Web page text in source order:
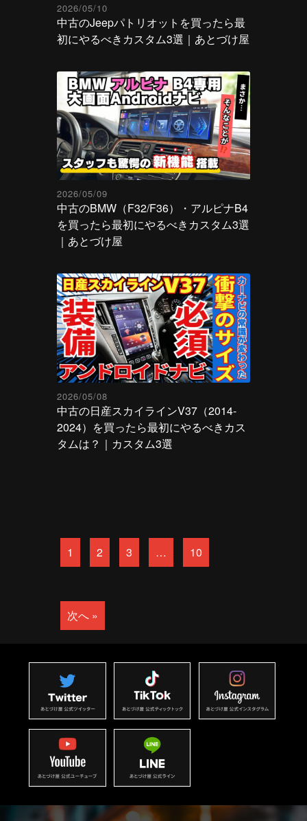
2026/05/10
中古のJeepパトリオットを買ったら最
初にやるべきカスタム3選｜あとづけ屋
2026/05/09
中古のBMW（F32/F36）・アルピナB4
を買ったら最初にやるべきカスタム3選
｜あとづけ屋
2026/05/08
中古の日産スカイラインV37（2014-
2024）を買ったら最初にやるべきカス
タムは？｜カスタム3選
1 2 3 … 10
次へ »